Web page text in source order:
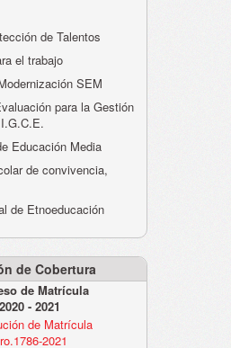
de Talentos
el trabajo
SEM
para la Gestión
Educación Media
de convivencia,
de Etnoeducación
de Cobertura
de Matrícula
2020 - 2021
de Matrícula
2021